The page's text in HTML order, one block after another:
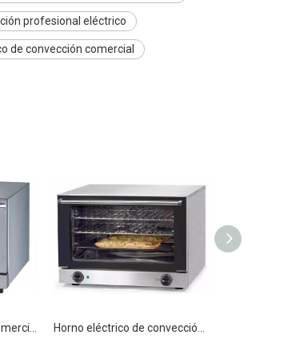
profesional eléctrico
de convección comercial